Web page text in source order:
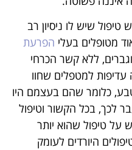
שיש לו ניסיון רב
מטופלים בעלי הפרעת
וגברים, ללא קשר הכרחי
עדיפות למטפלים שחוו
כלומר שהם בעצמם היו
לכך, בכל הקשור וטיפול
טיפול שהוא יותר
היורדים לעומק